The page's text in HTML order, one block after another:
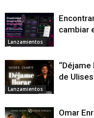
Lanzamientos
cambiar
Lanzamientos
de
Omar